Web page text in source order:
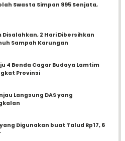
Swasta Simpan 995 Senjata,
Disalahkan, 2 Hari Dibersihkan
Sampah Karungan
4 Benda Cagar Budaya Lamtim
Provinsi
Langsung DAS yang